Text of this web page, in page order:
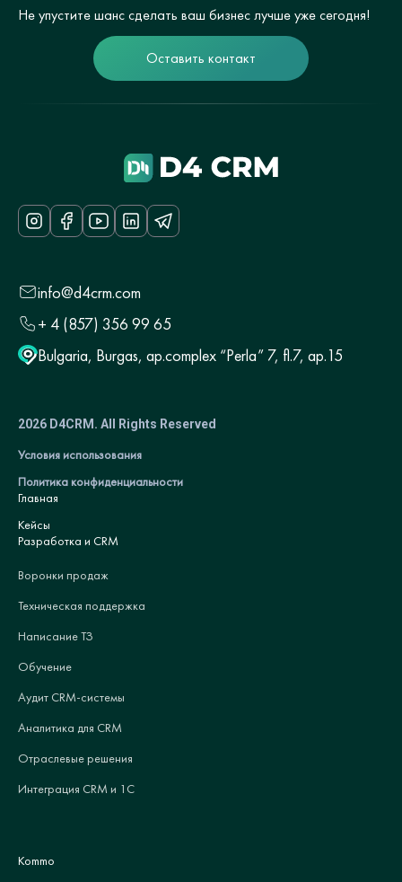
Не упустите шанс сделать ваш бизнес лучше уже сегодня!
Оставить контакт
info@d4crm.com
+ 4 (857) 356 99 65
Bulgaria, Burgas, ap.complex “Perla” 7, fl.7, ap.15
2026 D4CRM. All Rights Reserved
Условия использования
Политика конфиденциальности
Главная
Кейсы
Разработка и CRM
Воронки продаж
Техническая поддержка
Написание ТЗ
Обучение
Аудит CRM-системы
Аналитика для CRM
Отраслевые решения
Интеграция CRM и 1С
Kommo